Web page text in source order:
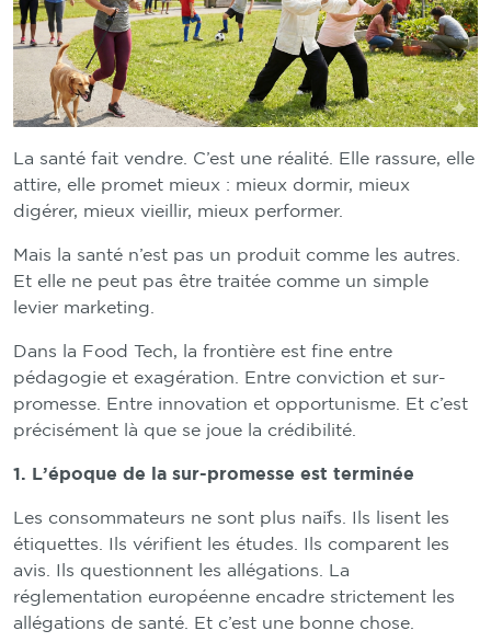
La santé fait vendre. C’est une réalité. Elle rassure, elle
attire, elle promet mieux : mieux dormir, mieux
digérer, mieux vieillir, mieux performer.
Mais la santé n’est pas un produit comme les autres.
Et elle ne peut pas être traitée comme un simple
levier marketing.
Dans la Food Tech, la frontière est fine entre
pédagogie et exagération. Entre conviction et sur-
promesse. Entre innovation et opportunisme. Et c’est
précisément là que se joue la crédibilité.
1. L’époque de la sur-promesse est terminée
Les consommateurs ne sont plus naïfs. Ils lisent les
étiquettes. Ils vérifient les études. Ils comparent les
avis. Ils questionnent les allégations. La
réglementation européenne encadre strictement les
allégations de santé. Et c’est une bonne chose.